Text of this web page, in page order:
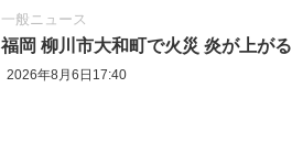
一般ニュース
福岡 柳川市大和町で火災 炎が上がる
2026年8月6日17:40